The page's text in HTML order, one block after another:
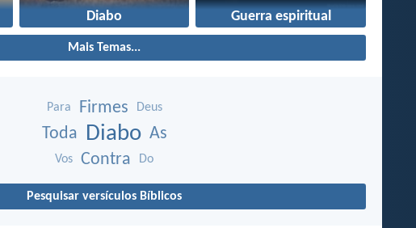
Diabo Guerra espiritual
Mais Temas...
Para Firmes Deus
Toda Diabo As
Vos Contra Do
Pesquisar versículos Bíblicos